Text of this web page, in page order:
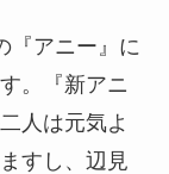
『アニー』に
。『新アニ
人は元気よ
すし、辺見